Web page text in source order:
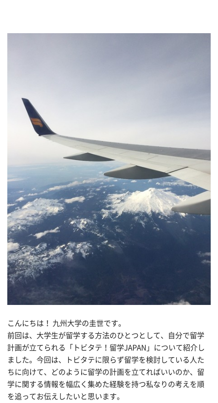
こんにちは！ 九州大学の圭世です。
前回は、大学生が留学する方法のひとつとして、自分で留学
計画が立てられる「トビタテ！留学JAPAN」について紹介し
ました。今回は、トビタテに限らず留学を検討している人た
ちに向けて、どのように留学の計画を立てればいいのか、留
学に関する情報を幅広く集めた経験を持つ私なりの考えを順
を追ってお伝えしたいと思います。